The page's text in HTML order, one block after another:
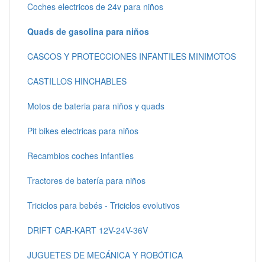
Coches electricos de 24v para niños
Quads de gasolina para niños
CASCOS Y PROTECCIONES INFANTILES MINIMOTOS
CASTILLOS HINCHABLES
Motos de bateria para niños y quads
Pit bikes electricas para niños
Recambios coches infantiles
Tractores de batería para niños
Triciclos para bebés - Triciclos evolutivos
DRIFT CAR-KART 12V-24V-36V
JUGUETES DE MECÁNICA Y ROBÓTICA